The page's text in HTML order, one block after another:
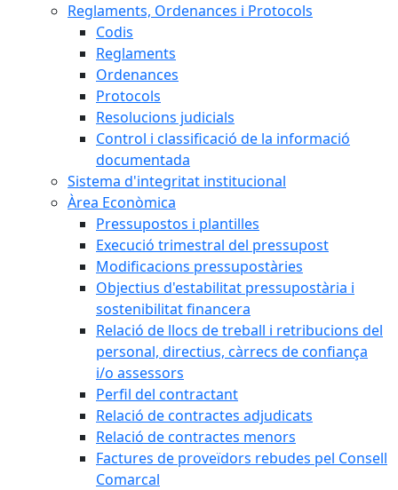
Reglaments, Ordenances i Protocols
Codis
Reglaments
Ordenances
Protocols
Resolucions judicials
Control i classificació de la informació
documentada
Sistema d'integritat institucional
Àrea Econòmica
Pressupostos i plantilles
Execució trimestral del pressupost
Modificacions pressupostàries
Objectius d'estabilitat pressupostària i
sostenibilitat financera
Relació de llocs de treball i retribucions del
personal, directius, càrrecs de confiança
i/o assessors
Perfil del contractant
Relació de contractes adjudicats
Relació de contractes menors
Factures de proveïdors rebudes pel Consell
Comarcal